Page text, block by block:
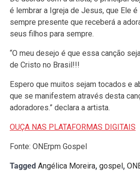
é lembrar a Igreja de Jesus, que Ele é
sempre presente que receberá a
seus filhos para sempre.
“O meu desejo é que essa canção
de Cristo no Brasil!!!
Espero que muitos sejam tocados e
que se manifestem através desta
adoradores.” declara a artista.
OUÇA NAS PLATAFORMAS DIGITAIS
Fonte: ONErpm Gospel
Tagged Angélica Moreira, gospel ,